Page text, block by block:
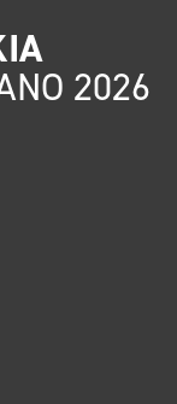
2026